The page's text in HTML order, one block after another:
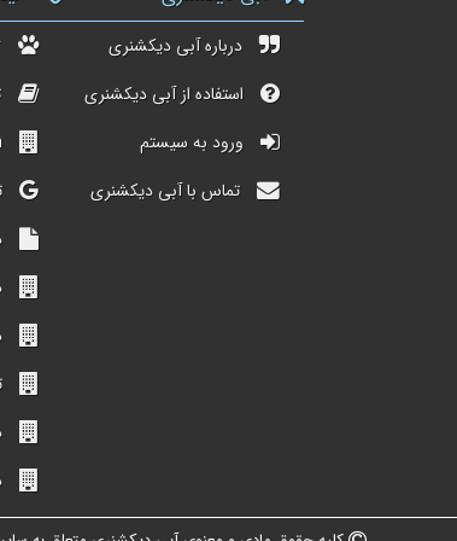
درباره آبی دیکشنری
استفاده از آبی دیکشنری
ورود به سیستم
تماس با آبی دیکشنری